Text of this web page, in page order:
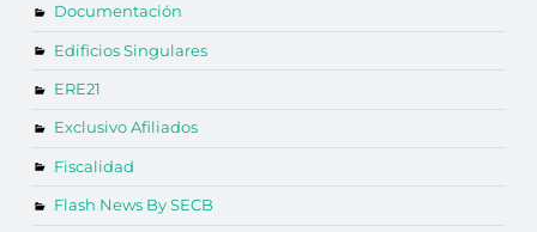
Documentación
Edificios Singulares
ERE21
Exclusivo Afiliados
Fiscalidad
Flash News By SECB